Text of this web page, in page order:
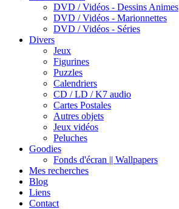
DVD / Vidéos - Dessins Animes
DVD / Vidéos - Marionnettes
DVD / Vidéos - Séries
Divers
Jeux
Figurines
Puzzles
Calendriers
CD / LD / K7 audio
Cartes Postales
Autres objets
Jeux vidéos
Peluches
Goodies
Fonds d'écran || Wallpapers
Mes recherches
Blog
Liens
Contact